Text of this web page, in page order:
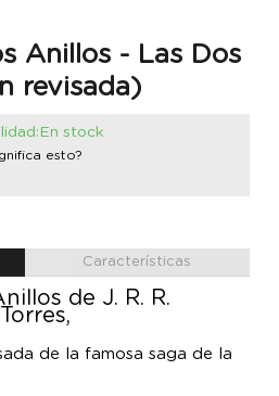
Anillos - Las Dos
revisada)
stock
esto?
Características
de J. R. R.
de la famosa saga de la